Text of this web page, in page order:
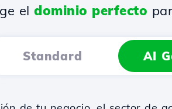
eldominio perfecto
Standard AI